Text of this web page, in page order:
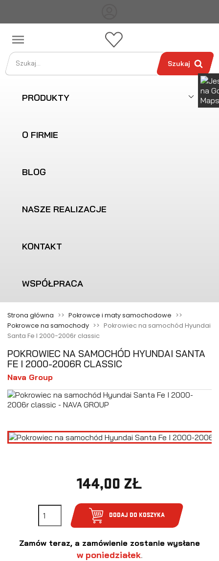

Szukaj
PRODUKTY
O FIRMIE
BLOG
NASZE REALIZACJE
KONTAKT
WSPÓŁPRACA
Strona główna
Pokrowce i maty samochodowe
Pokrowce na samochody
Pokrowiec na samochód Hyundai
Santa Fe I 2000-2006r classic
POKROWIEC NA SAMOCHÓD HYUNDAI SANTA
FE I 2000-2006R CLASSIC
Nava Group
144,00 ZŁ
DODAJ DO KOSZYKA
Zamów teraz, a zamówienie zostanie wysłane
w poniedziałek.